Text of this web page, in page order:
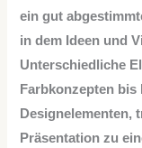
ein gut
in dem Ideen und
Unterschiedliche
Farbkonzepten
Designelementen,
Präsentation zu